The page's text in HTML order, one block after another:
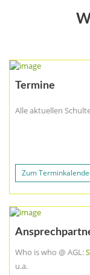
Termine
Alle aktuellen
Zum
Who is who @ AGL:
u.a.